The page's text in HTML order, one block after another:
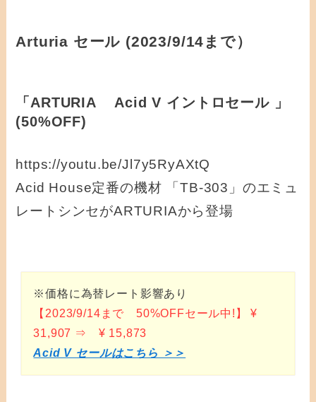
Arturia セール (2023/9/14まで）
「ARTURIA Acid V イントロセール 」
(50%OFF)
https://youtu.be/Jl7y5RyAXtQ
Acid House定番の機材 「TB-303」のエミュ
レートシンセがARTURIAから登場
※価格に為替レート影響あり
【2023/9/14まで 50%OFFセール中!】 ¥
31,907 ⇒ ¥ 15,873
Acid V セールはこちら ＞＞